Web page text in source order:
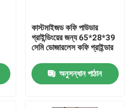
কাস্টমাইজড কফি পাউডার
গ্রাইন্ডিংয়ের জন্য 65*28*39
সেমি ডোজারলেস কফি গ্রাইন্ডার
অনুসন্ধান পাঠান